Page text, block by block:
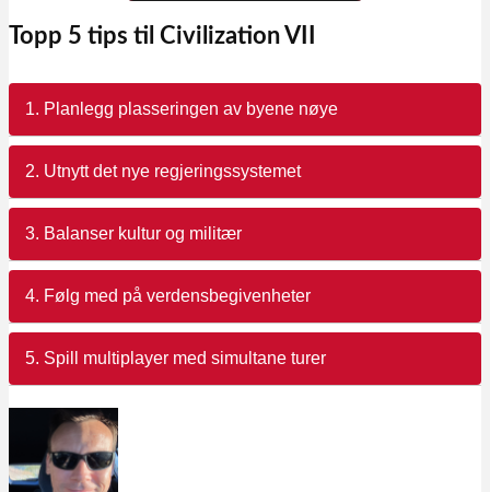
Topp 5 tips til Civilization VII
1. Planlegg plasseringen av byene nøye
2. Utnytt det nye regjeringssystemet
3. Balanser kultur og militær
4. Følg med på verdensbegivenheter
5. Spill multiplayer med simultane turer